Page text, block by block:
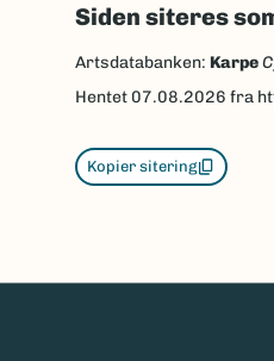
Siden siteres
Artsdatabanken: Karpe
Hentet 07.08.2026 fra
Kopier sitering